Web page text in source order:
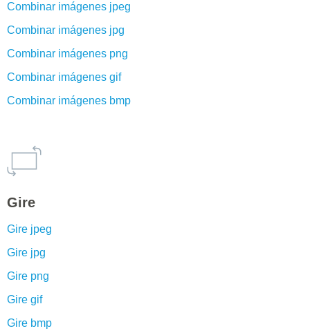
Combinar imágenes jpeg
Combinar imágenes jpg
Combinar imágenes png
Combinar imágenes gif
Combinar imágenes bmp
Gire
Gire jpeg
Gire jpg
Gire png
Gire gif
Gire bmp